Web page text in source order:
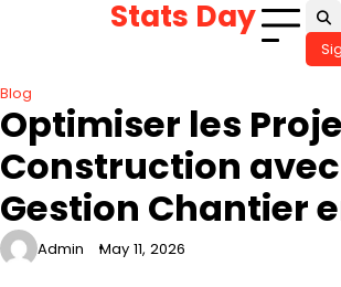
Stats Day
Blog
Optimiser les
Construction
Gestion Chantier
Admin May 11, 2026